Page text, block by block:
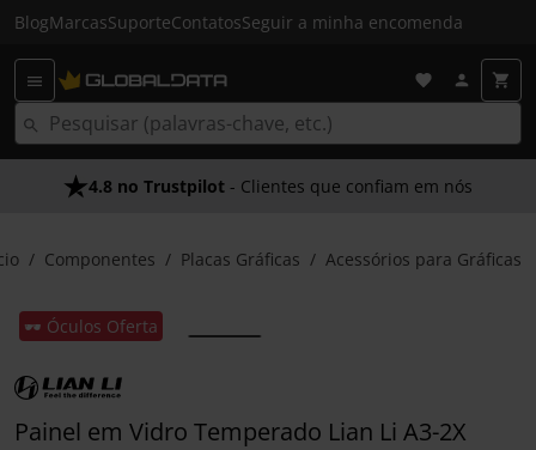
BlogMarcasSuporteContatosSeguir a minha encomenda
4.8 no Trustpilot - Clientes que confiam em nós
Componentes Placas Gráficas Acessórios para Gráficas
🕶️ Óculos Oferta
Painel em Vidro Temperado Lian Li A3-2X